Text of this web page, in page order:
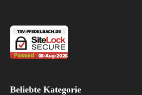
Beliebte Kategorie